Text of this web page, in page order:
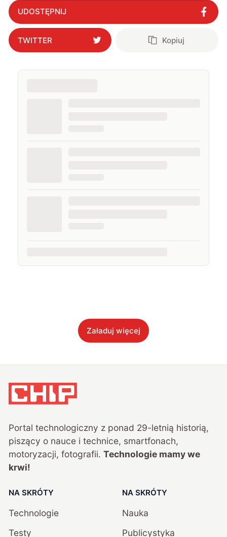
UDOSTĘPNIJ
TWITTER Kopiuj
Załaduj więcej
Portal technologiczny z ponad 29-letnią historią,
piszący o nauce i technice, smartfonach,
motoryzacji, fotografii. Technologie mamy we
krwi!
NA SKRÓTY
Technologie
Testy
NA SKRÓTY
Nauka
Publicystyka